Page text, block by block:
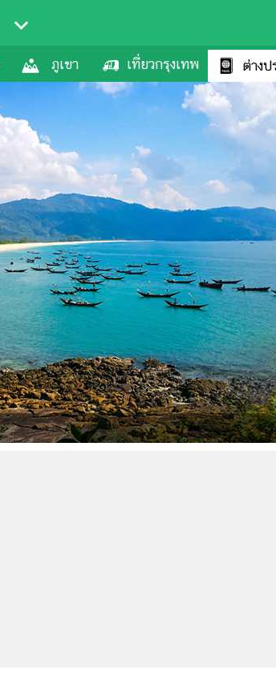
ภูเขา เที่ยวกรุงเทพ ต่างป